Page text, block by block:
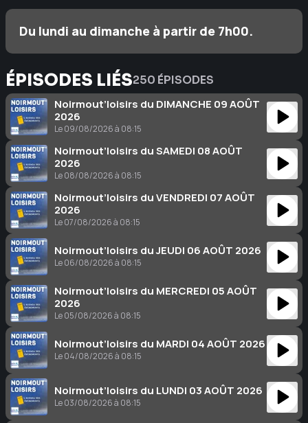
Du lundi au dimanche à partir de 7h00.
ÉPISODES LIÉS250 ÉPISODES
Noirmout’loisirs du DIMANCHE 09 AOÛT
2026
Le 09/08/2026 à 08:15
Noirmout’loisirs du SAMEDI 08 AOÛT
2026
Le 08/08/2026 à 08:15
Noirmout’loisirs du VENDREDI 07 AOÛT
2026
Le 07/08/2026 à 08:15
Noirmout’loisirs du JEUDI 06 AOÛT 2026
Le 06/08/2026 à 08:15
Noirmout’loisirs du MERCREDI 05 AOÛT
2026
Le 05/08/2026 à 08:15
Noirmout’loisirs du MARDI 04 AOÛT 2026
Le 04/08/2026 à 08:15
Noirmout’loisirs du LUNDI 03 AOÛT 2026
Le 03/08/2026 à 08:15